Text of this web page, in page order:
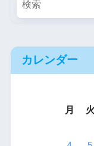
カレンダー
月
火